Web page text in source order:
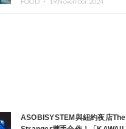
ASOBISYSTEM與紐約夜店The